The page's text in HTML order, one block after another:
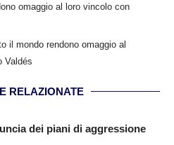
omaggio al loro vincolo con
il mondo rendono omaggio al
Valdés
RELAZIONATE
dei piani di aggressione